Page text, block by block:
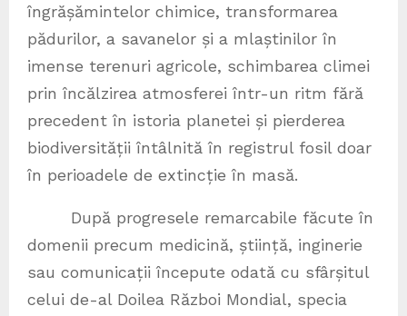
îngrășămintelor chimice, transformarea
pădurilor, a savanelor și a mlaștinilor în
imense terenuri agricole, schimbarea climei
prin încălzirea atmosferei într-un ritm fără
precedent în istoria planetei și pierderea
biodiversității întâlnită în registrul fosil doar
în perioadele de extincție în masă.
După progresele remarcabile făcute în
domenii precum medicină, știință, inginerie
sau comunicații începute odată cu sfârșitul
celui de-al Doilea Război Mondial, specia